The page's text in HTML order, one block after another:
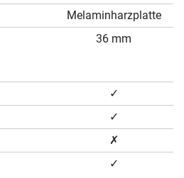
Melaminharzplatte
36 mm
✓
✓
✗
✓